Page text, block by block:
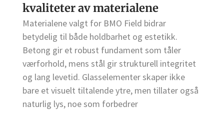
kvaliteter av materialene
Materialene valgt for BMO Field bidrar
betydelig til både holdbarhet og estetikk.
Betong gir et robust fundament som tåler
værforhold, mens stål gir strukturell integritet
og lang levetid. Glasselementer skaper ikke
bare et visuelt tiltalende ytre, men tillater også
naturlig lys, noe som forbedrer